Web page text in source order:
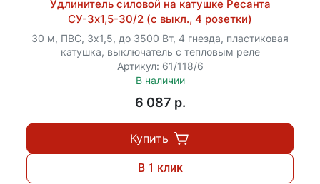
Удлинитель силовой на катушке Ресанта
СУ-3х1,5-30/2 (с выкл., 4 розетки)
30 м, ПВС, 3х1,5, до 3500 Вт, 4 гнезда, пластиковая
катушка, выключатель с тепловым реле
Артикул: 61/118/6
В наличии
6 087 p.
Купить
В 1 клик